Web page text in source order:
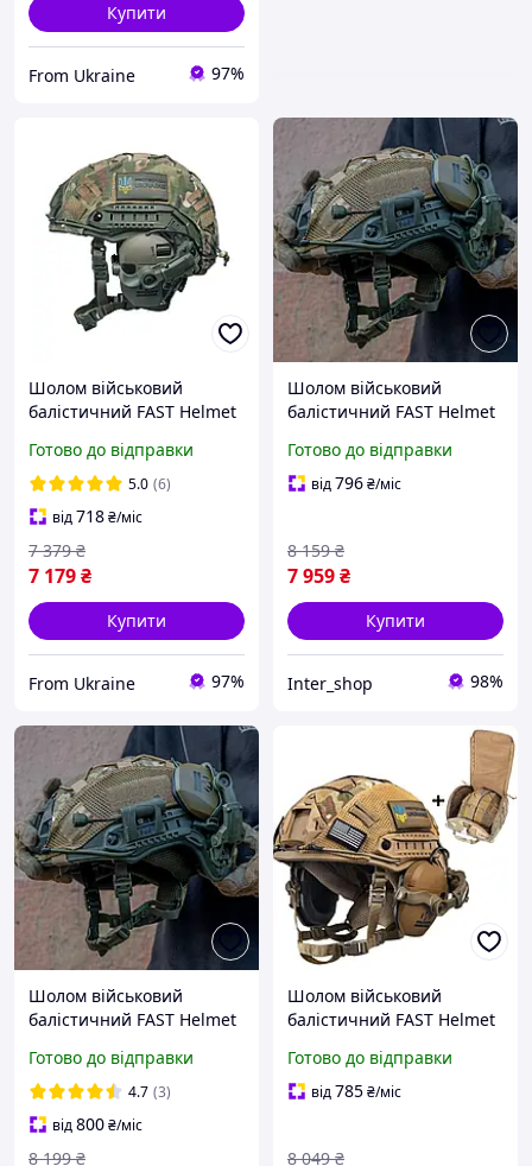
Купити
From Ukraine 97%
Шолом військовий
балістичний FAST Helmet
тактичні навушники
Walkers олива
Готово до відправки
5.0 (6)
від718₴/міс
7 179₴
7 379 ₴
Купити
From Ukraine 97%
Шолом військовий
балістичний FAST Helmet
тактичні навушники
Walkers та ліхтар на
Готово до відправки
від796₴/міс
7 959₴
8 159 ₴
Купити
Inter_shop 98%
Шолом військовий
балістичний FAST Helmet
тактичні навушники
Walkers та ліхтар олива
Готово до відправки
4.7 (3)
від800₴/міс
8 199 ₴
Шолом військовий
балістичний FAST Helmet
тактичні активні
навушники Walkers койот
Готово до відправки
від785₴/міс
8 049 ₴